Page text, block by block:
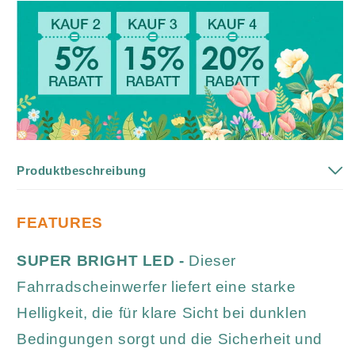
Produktbeschreibung
FEATURES
SUPER BRIGHT LED - Dieser
Fahrradscheinwerfer liefert eine starke
Helligkeit, die für klare Sicht bei dunklen
Bedingungen sorgt und die Sicherheit und